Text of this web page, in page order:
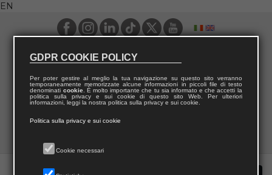
EN
GDPR COOKIE POLICY
Per poter gestire al meglio la tua navigazione su questo sito verranno
temporaneamente memorizzate alcune informazioni in piccoli file di testo
denominati cookie. È molto importante che tu sia informato e che accetti la
politica sulla privacy e sui cookie di questo sito Web. Per ulteriori
informazioni, leggi la nostra politica sulla privacy e sui cookie.
Politica sulla privacy e sui cookie
Cookie necessari